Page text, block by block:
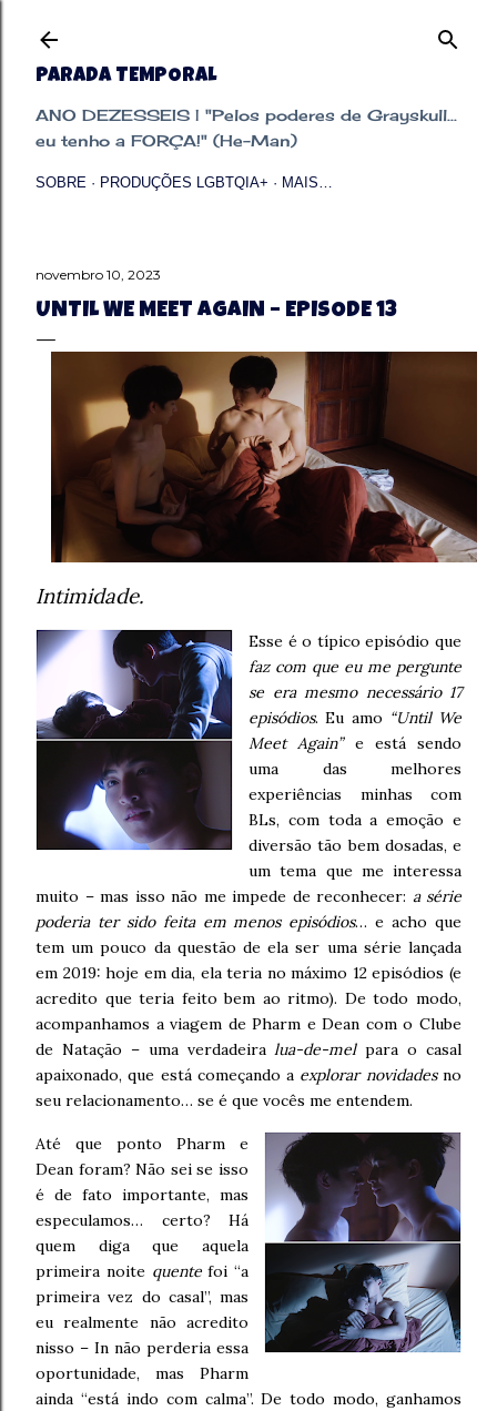
PARADA TEMPORAL
ANO DEZESSEIS | "Pelos poderes de Grayskull...
eu tenho a FORÇA!" (He-Man)
SOBRE PRODUÇÕES LGBTQIA+ MAIS…
novembro 10, 2023
UNTIL WE MEET AGAIN – EPISODE 13
Intimidade.
Esse é o típico episódio que
faz com que eu me pergunte
se era mesmo necessário 17
episódios. Eu amo “Until We
Meet Again”e está sendo
uma das melhores
experiências minhas com
BLs, com toda a emoção e
diversão tão bem dosadas, e
um tema que me interessa
muito – mas isso não me impede de reconhecer: a série
poderia ter sido feita em menos episódios… e acho que
tem um pouco da questão de ela ser uma série lançada
em 2019: hoje em dia, ela teria no máximo 12 episódios (e
acredito que teria feito bem ao ritmo). De todo modo,
acompanhamos a viagem de Pharm e Dean com o Clube
de Natação – uma verdadeiralua-de-melpara o casal
apaixonado, que está começando a explorar novidadesno
seu relacionamento… se é que vocês me entendem.
Até que ponto Pharm e
Dean foram? Não sei se isso
é de fato importante, mas
especulamos… certo? Há
quem diga que aquela
primeira noite quentefoi “a
primeira vez do casal”, mas
eu realmente não acredito
nisso – In não perderia essa
oportunidade, mas Pharm
ainda “está indo com calma”. De todo modo, ganhamos